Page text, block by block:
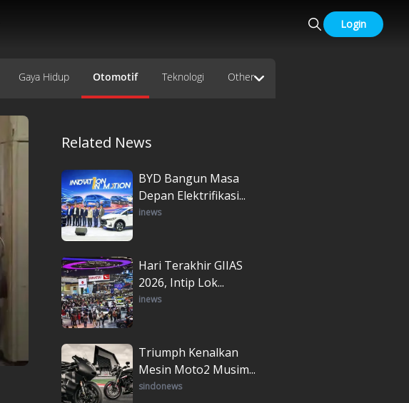
Login
Gaya Hidup Otomotif Teknologi Other
Related News
BYD Bangun Masa
Depan Elektrifikasi...
inews
Hari Terakhir GIIAS
2026, Intip Lok...
inews
Triumph Kenalkan
Mesin Moto2 Musim...
sindonews